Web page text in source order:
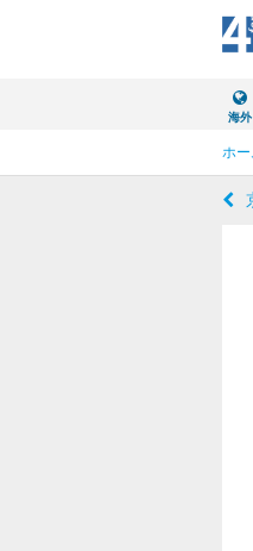
海外
ホー